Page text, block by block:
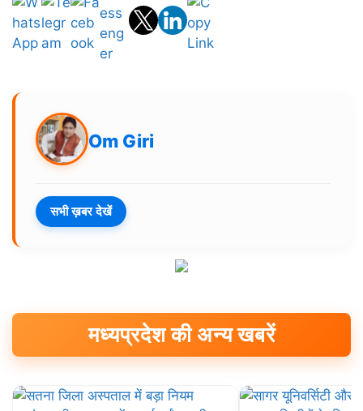
Om Giri
सभी ख़बर देखें
मध्यप्रदेश की अन्य खबरें